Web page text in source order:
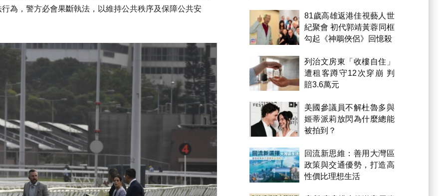
為，警方必會果斷執法，以維持公共秩序及保障公共安
81歲高雄返港佳視藝人世
紀聚會 初代郭靖黃蓉同框
勾起《神鵰俠侶》回憶殺
列治文房東「收樓自住」
遭租客蹲守12次穿崩 判
賠3.6萬元
美國參議員不解杜魯多與
姬蒂派莉放閃為什麼總能
被拍到？
回流新思維：善用大灣區
政策與交通優勢，打造高
性價比理想生活